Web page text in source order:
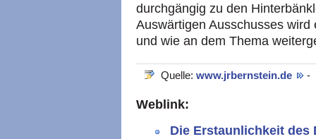
durchgängig zu den
Auswärtigen Ausschusses
und wie an dem Thema
Quelle: www.jrbernstein.de -
Weblink:
Die Erstaunlichkeit